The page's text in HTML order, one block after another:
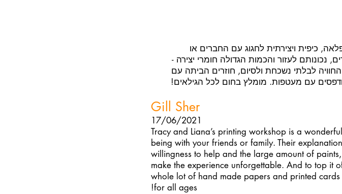
כיפית ויצירתית לחגוג עם החברים או
לעזור והכמות הגדולה חומרי יצירה -
לבלתי נשכחת ולסיום, חוזרים הביתה עם
עם מעטפות. מומלץ בחום לכל הגילאים!
Gill Sher
17/06/2021
Tracy and Liana’s printing workshop is a
being with your friends or family. Their
willingness to help and the large amount of
make the experience unforgettable. And to top it
whole lot of hand made papers and printed
for all ages!